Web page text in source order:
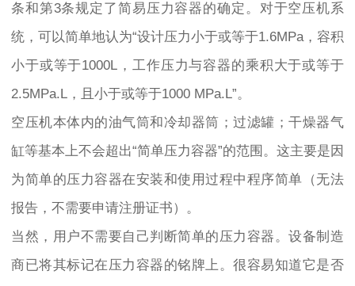
条和第3条规定了简易压力容器的确定。对于空压机系
统，可以简单地认为“设计压力小于或等于1.6MPa，容积
小于或等于1000L，工作压力与容器的乘积大于或等于
2.5MPa.L，且小于或等于1000 MPa.L”。
空压机本体内的油气筒和冷却器筒；过滤罐；干燥器气
缸等基本上不会超出“简单压力容器”的范围。这主要是因
为简单的压力容器在安装和使用过程中程序简单（无法
报告，不需要申请注册证书）。
当然，用户不需要自己判断简单的压力容器。设备制造
商已将其标记在压力容器的铭牌上。很容易知道它是否